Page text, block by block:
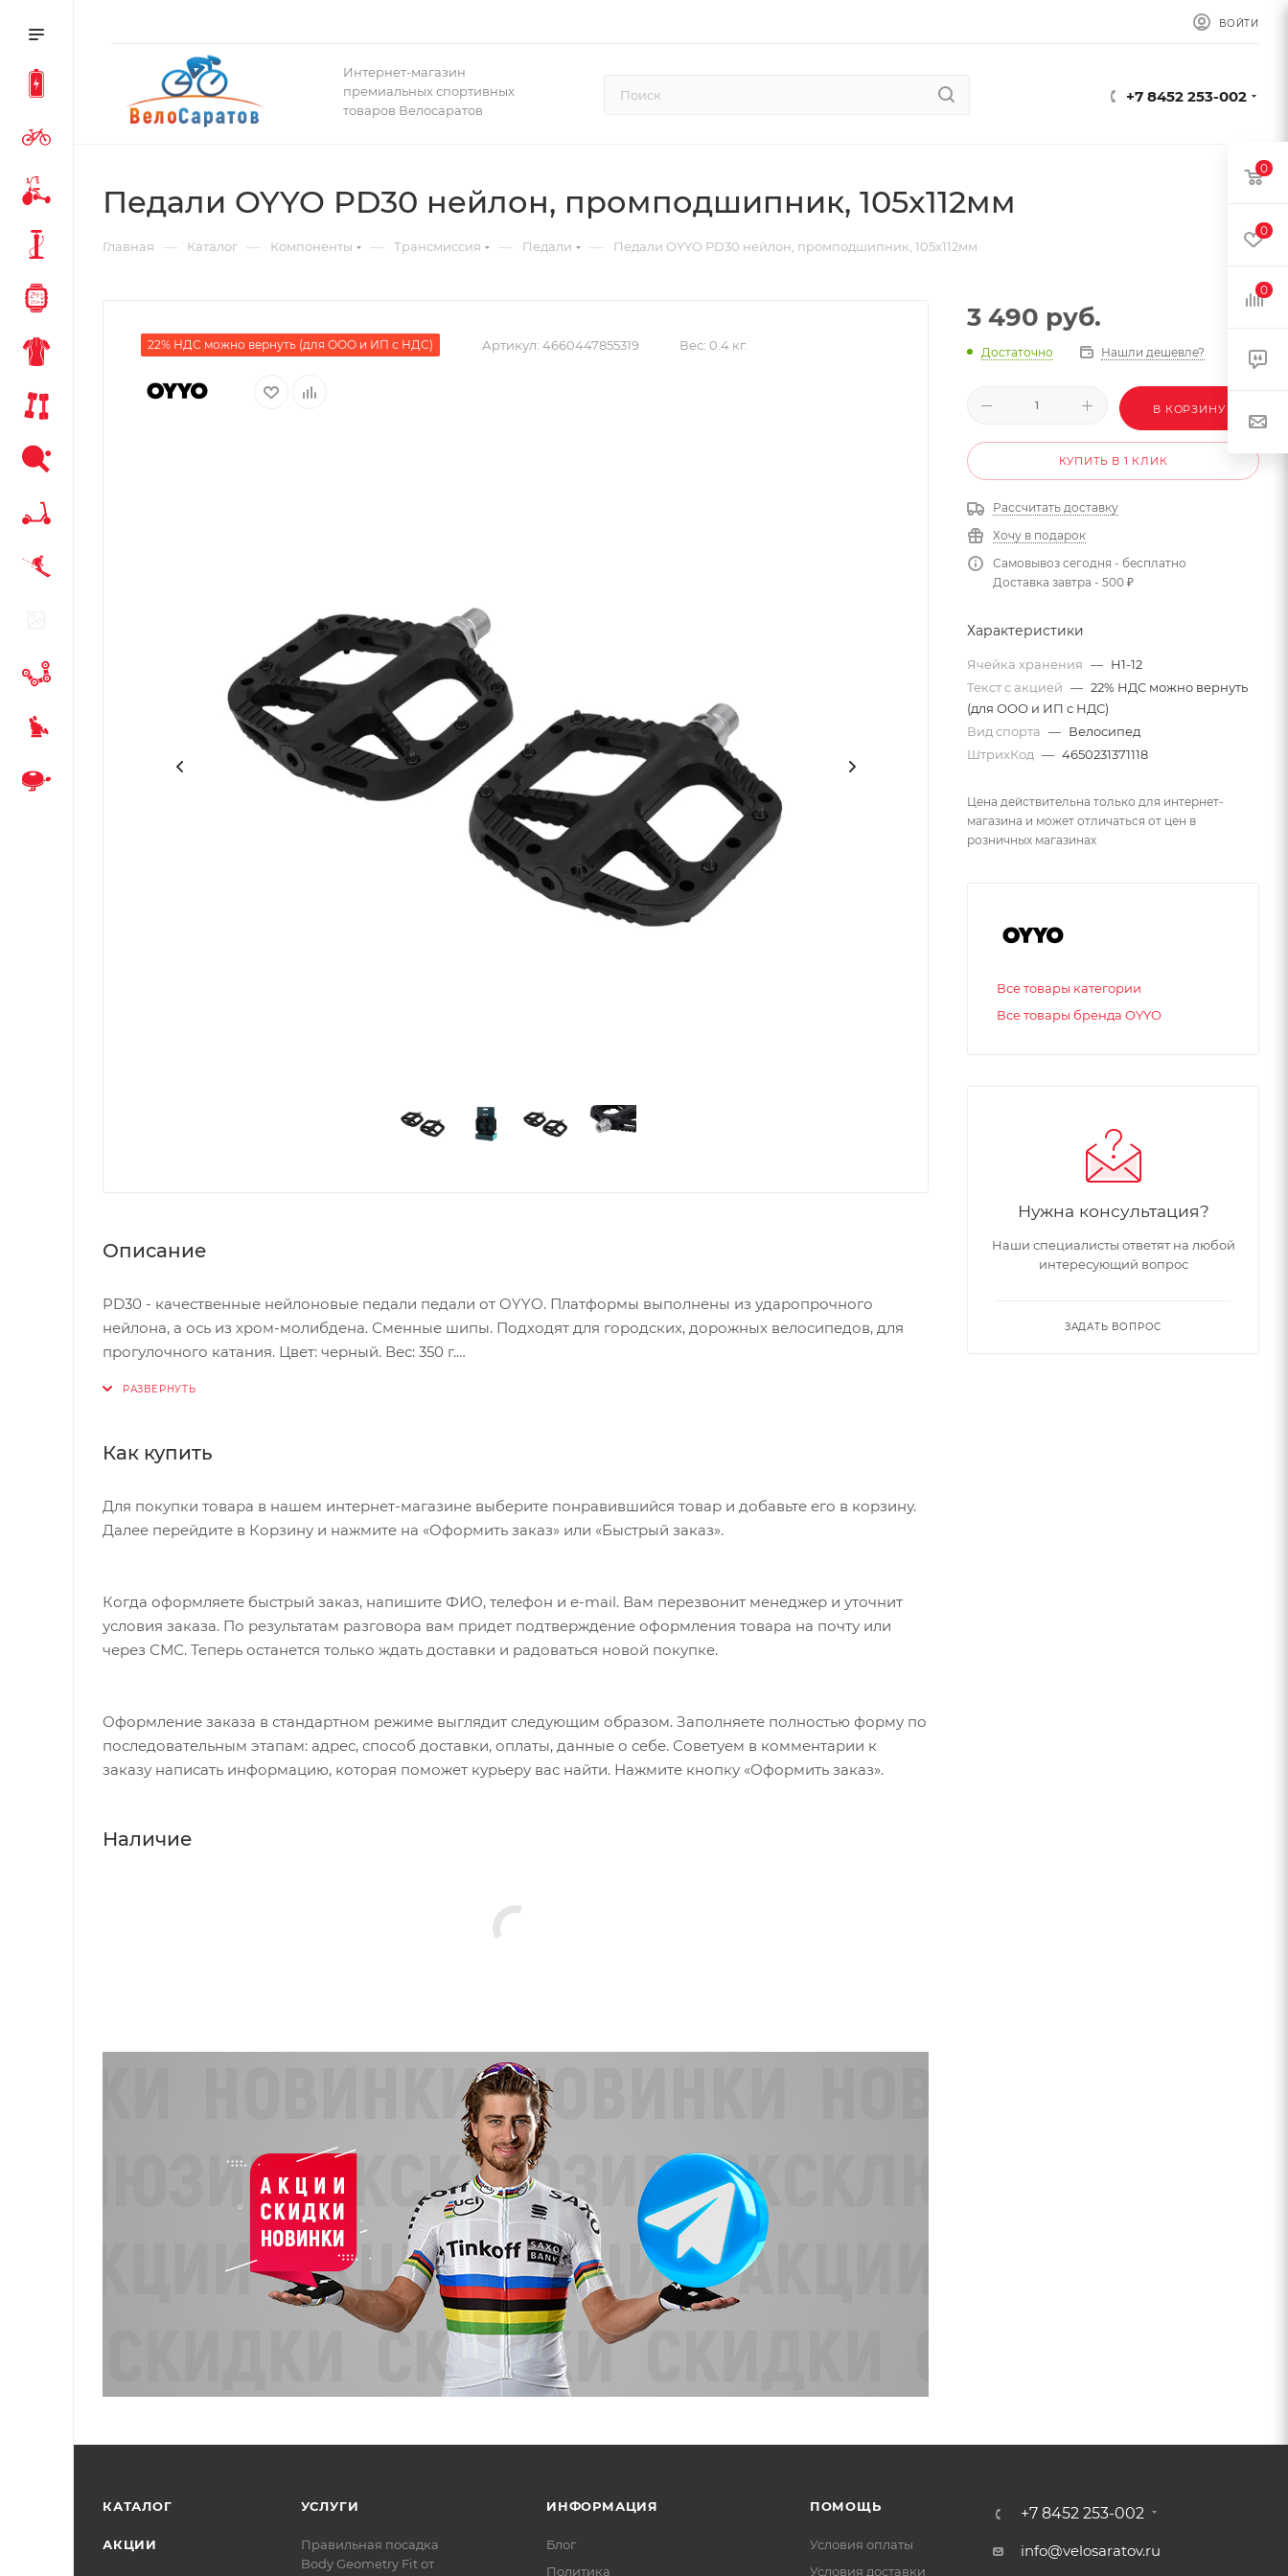
ВОЙТИ
Интернет-магазин
премиальных спортивных
товаров Велосаратов
+7 8452 253-002
Педали OYYO PD30 нейлон, промподшипник, 105x112мм
Главная — Каталог — Компоненты — Трансмиссия — Педали — Педали OYYO PD30 нейлон, промподшипник, 105x112мм
22% НДС можно вернуть (для ООО и ИП с НДС) Артикул: 4660447855319 Вес: 0.4 кг.
Описание
PD30 - качественные нейлоновые педали педали от OYYO. Платформы выполнены из ударопрочного
нейлона, а ось из хром-молибдена. Сменные шипы. Подходят для городских, дорожных велосипедов, для
прогулочного катания. Цвет: черный. Вес: 350 г.
Нейлон, хроммолибден
Функции
Управление велосипедом
С прямой, рельефной подошвой
Размеры (выпускаемые)
Крепление
Ось 9/16
350 гр
Как купить
Для покупки товара в нашем интернет-магазине выберите понравившийся товар и добавьте его в корзину.
Далее перейдите в Корзину и нажмите на «Оформить заказ» или «Быстрый заказ».
Когда оформляете быстрый заказ, напишите ФИО, телефон и e-mail. Вам перезвонит менеджер и уточнит
условия заказа. По результатам разговора вам придет подтверждение оформления товара на почту или
через СМС. Теперь останется только ждать доставки и радоваться новой покупке.
Оформление заказа в стандартном режиме выглядит следующим образом. Заполняете полностью форму по
последовательным этапам: адрес, способ доставки, оплаты, данные о себе. Советуем в комментарии к
заказу написать информацию, которая поможет курьеру вас найти. Нажмите кнопку «Оформить заказ».
Наличие
3 490 руб.
Достаточно Нашли дешевле?
В КОРЗИНУ
КУПИТЬ В 1 КЛИК
Рассчитать доставку
Хочу в подарок
Самовывоз сегодня - бесплатно
Доставка завтра - 500 ₽
Характеристики
Ячейка хранения — H1-12
Текст с акцией — 22% НДС можно вернуть
(для ООО и ИП с НДС)
Вид спорта — Велосипед
ШтрихКод — 4650231371118
Цена действительна только для интернет-
магазина и может отличаться от цен в
розничных магазинах
Все товары категории
Все товары бренда OYYO
Нужна консультация?
Наши специалисты ответят на любой
интересующий вопрос
ЗАДАТЬ ВОПРОС
КАТАЛОГ
АКЦИИ
УСЛУГИ
Правильная посадка
Body Geometry Fit от
ИНФОРМАЦИЯ
Блог
Политика
ПОМОЩЬ
Условия оплаты
Условия доставки
+7 8452 253-002
info@velosaratov.ru
0
0
0